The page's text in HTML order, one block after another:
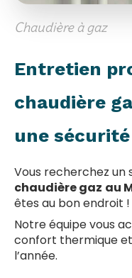
Chaudière à gaz
Entretien
chaudière
une
Vous recherchez un
chaudière gaz au
êtes au bon endroit !
Notre équipe vous
confort thermique
l’année.